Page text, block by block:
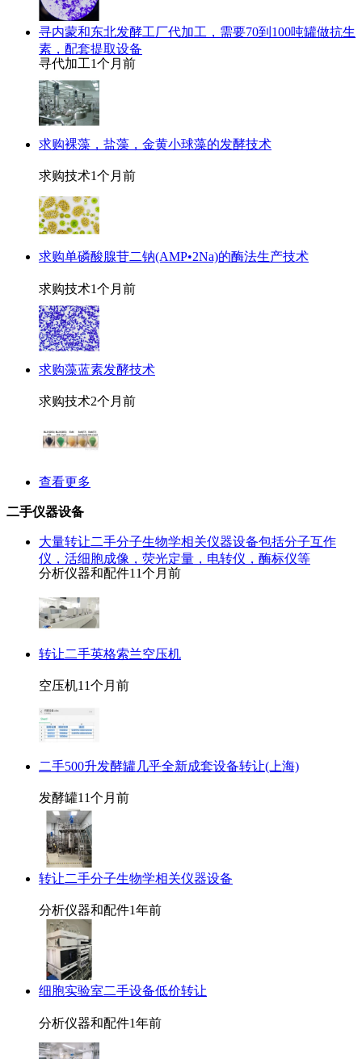
寻内蒙和东北发酵工厂代加工，需要70到100吨罐做抗生
素，配套提取设备
寻代加工1个月前
求购裸藻，盐藻，金黄小球藻的发酵技术
求购技术1个月前
求购单磷酸腺苷二钠(AMP•2Na)的酶法生产技术
求购技术1个月前
求购藻蓝素发酵技术
求购技术2个月前
查看更多
二手仪器设备
大量转让二手分子生物学相关仪器设备包括分子互作
仪，活细胞成像，荧光定量，电转仪，酶标仪等
分析仪器和配件11个月前
转让二手英格索兰空压机
空压机11个月前
二手500升发酵罐几乎全新成套设备转让(上海)
发酵罐11个月前
转让二手分子生物学相关仪器设备
分析仪器和配件1年前
细胞实验室二手设备低价转让
分析仪器和配件1年前